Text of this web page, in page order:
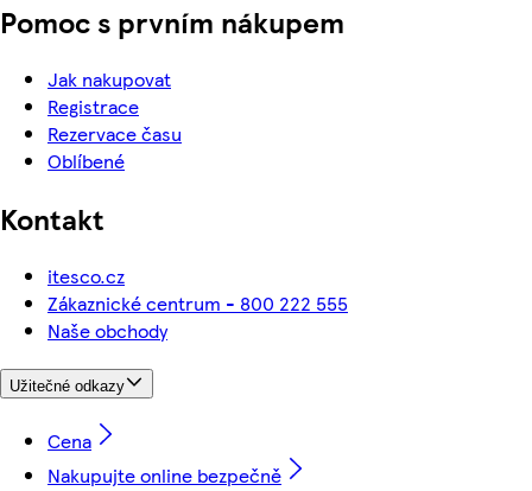
Pomoc s prvním nákupem
Jak nakupovat
Registrace
Rezervace času
Oblíbené
Kontakt
itesco.cz
Zákaznické centrum - 800 222 555
Naše obchody
Užitečné odkazy
Cena
Nakupujte online bezpečně